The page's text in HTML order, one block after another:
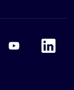
Accor Youtube
Accor